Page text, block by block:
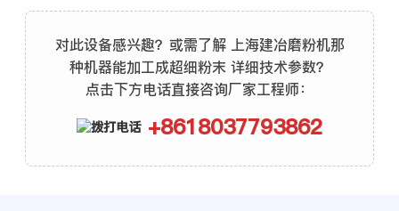
对此设备感兴趣？或需了解 上海建冶磨粉机那
种机器能加工成超细粉末 详细技术参数？
点击下方电话直接咨询厂家工程师：
+8618037793862